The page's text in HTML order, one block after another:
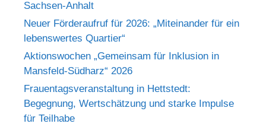
Sachsen-Anhalt
Neuer Förderaufruf für 2026: „Miteinander für ein
lebenswertes Quartier“
Aktionswochen „Gemeinsam für Inklusion in
Mansfeld-Südharz“ 2026
Frauentagsveranstaltung in Hettstedt:
Begegnung, Wertschätzung und starke Impulse
für Teilhabe